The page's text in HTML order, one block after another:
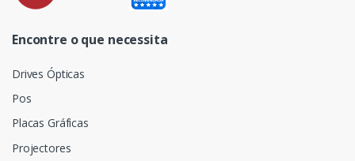
Encontre o que necessita
Drives Ópticas
Pos
Placas Gráficas
Projectores